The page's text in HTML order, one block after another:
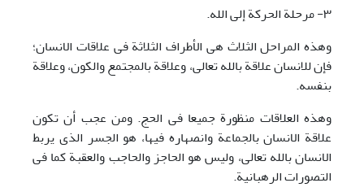
٣- مرحلة الحرکة إلی الله.
وهذه المراحل الثلاث هی الأطراف الثلاثة فی علاقات الانسان؛
فإن للانسان علاقة بالله تعالی، وعلاقة بالمجتمع والکون، وعلاقة
بنفسه.
وهذه العلاقات منظورة جمیعا فی الحج. ومن عجب أن تکون
علاقة الانسان بالجماعة وانصهاره فیها، هو الجسر الذی یربط
الانسان بالله تعالی، ولیس هو الحاجز والحاجب والعقبة کما فی
التصورات الرهبانیة.